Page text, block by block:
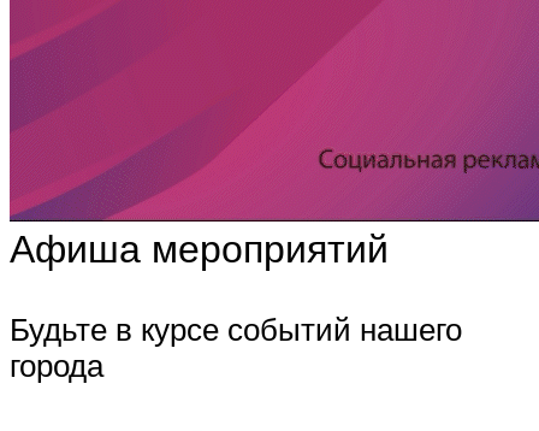
Афиша мероприятий
Будьте в курсе событий нашего
города